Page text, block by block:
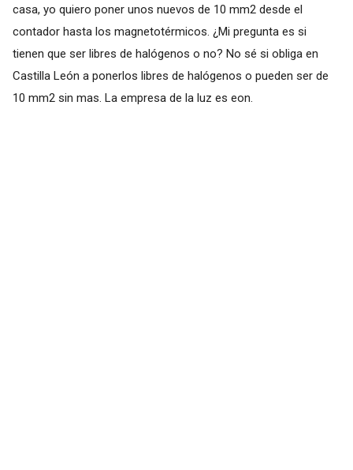
casa, yo quiero poner unos nuevos de 10 mm2 desde el
contador hasta los magnetotérmicos. ¿Mi pregunta es si
tienen que ser libres de halógenos o no? No sé si obliga en
Castilla León a ponerlos libres de halógenos o pueden ser de
10 mm2 sin mas. La empresa de la luz es eon.